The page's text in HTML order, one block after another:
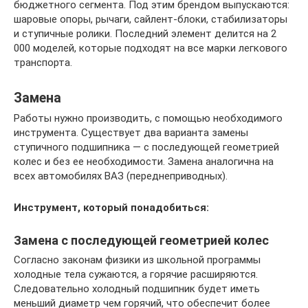
бюджетного сегмента. Под этим брендом выпускаются:
шаровые опоры, рычаги, сайлент-блоки, стабилизаторы
и ступичные ролики. Последний элемент делится на 2
000 моделей, которые подходят на все марки легкового
транспорта.
Замена
Работы нужно производить, с помощью необходимого
инструмента. Существует два варианта замены
ступичного подшипника — с последующей геометрией
колес и без ее необходимости. Замена аналогична на
всех автомобилях ВАЗ (переднеприводных).
Инструмент, который понадобиться:
Замена с последующей геометрией колес
Согласно законам физики из школьной программы
холодные тела сужаются, а горячие расширяются.
Следовательно холодный подшипник будет иметь
меньший диаметр чем горячий, что обеспечит более